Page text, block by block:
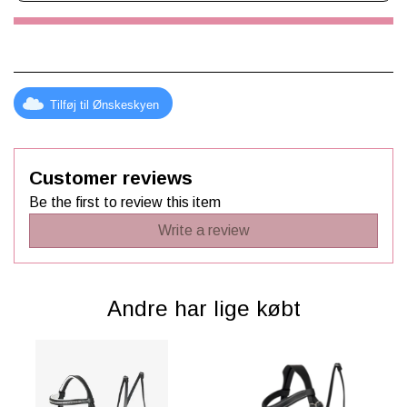
og styrker de sociale kompetencer, når der holdes
Tilføj til Ønskeskyen
Customer reviews
Be the first to review this item
Write a review
Andre har lige købt